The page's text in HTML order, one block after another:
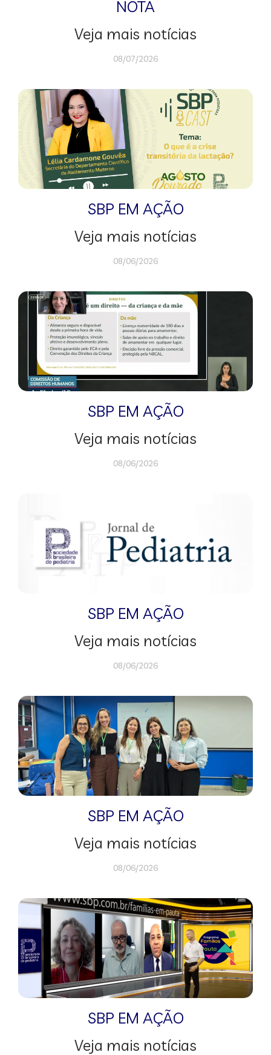
NOTA
Veja mais notícias
08/07/2026
SBP EM AÇÃO
Veja mais notícias
08/06/2026
SBP EM AÇÃO
Veja mais notícias
08/06/2026
SBP EM AÇÃO
Veja mais notícias
08/06/2026
SBP EM AÇÃO
Veja mais notícias
08/06/2026
SBP EM AÇÃO
Veja mais notícias